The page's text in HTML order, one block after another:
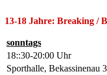
13-18 Jahre: Breaking /
sonntags
18::30-20:00 Uhr
Sporthalle, Bekassinenau